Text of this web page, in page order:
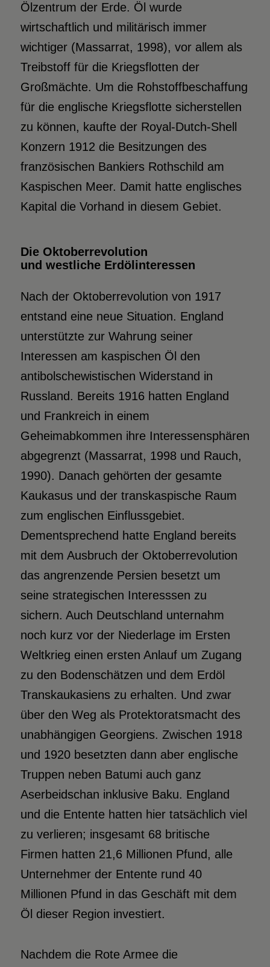
Ölzentrum der Erde. Öl wurde
wirtschaftlich und militärisch immer
wichtiger (Massarrat, 1998), vor allem als
Treibstoff für die Kriegsflotten der
Großmächte. Um die Rohstoffbeschaffung
für die englische Kriegsflotte sicherstellen
zu können, kaufte der Royal-Dutch-Shell
Konzern 1912 die Besitzungen des
französischen Bankiers Rothschild am
Kaspischen Meer. Damit hatte englisches
Kapital die Vorhand in diesem Gebiet.
Die Oktoberrevolution
und westliche Erdölinteressen
Nach der Oktoberrevolution von 1917
entstand eine neue Situation. England
unterstützte zur Wahrung seiner
Interessen am kaspischen Öl den
antibolschewistischen Widerstand in
Russland. Bereits 1916 hatten England
und Frankreich in einem
Geheimabkommen ihre Interessensphären
abgegrenzt (Massarrat, 1998 und Rauch,
1990). Danach gehörten der gesamte
Kaukasus und der transkaspische Raum
zum englischen Einflussgebiet.
Dementsprechend hatte England bereits
mit dem Ausbruch der Oktoberrevolution
das angrenzende Persien besetzt um
seine strategischen Interesssen zu
sichern. Auch Deutschland unternahm
noch kurz vor der Niederlage im Ersten
Weltkrieg einen ersten Anlauf um Zugang
zu den Bodenschätzen und dem Erdöl
Transkaukasiens zu erhalten. Und zwar
über den Weg als Protektoratsmacht des
unabhängigen Georgiens. Zwischen 1918
und 1920 besetzten dann aber englische
Truppen neben Batumi auch ganz
Aserbeidschan inklusive Baku. England
und die Entente hatten hier tatsächlich viel
zu verlieren; insgesamt 68 britische
Firmen hatten 21,6 Millionen Pfund, alle
Unternehmer der Entente rund 40
Millionen Pfund in das Geschäft mit dem
Öl dieser Region investiert.
Nachdem die Rote Armee die